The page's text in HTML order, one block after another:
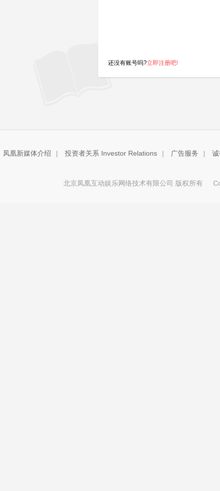
还没有账号吗?立即注册吧!
凤凰新媒体介绍 | 投资者关系 Investor Relations | 广告服务 |
北京凤凰互动娱乐网络技术有限公司 版权所有